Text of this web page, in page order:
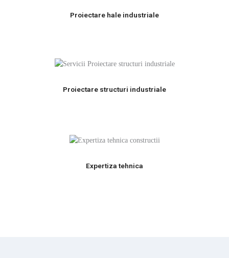
Proiectare hale industriale
Proiectare structuri industriale
Expertiza tehnica